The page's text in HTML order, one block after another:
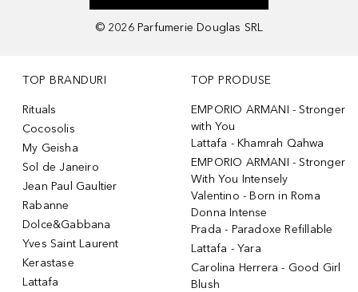
© 2026 Parfumerie Douglas SRL
TOP BRANDURI
Rituals
Cocosolis
My Geisha
Sol de Janeiro
Jean Paul Gaultier
Rabanne
Dolce&Gabbana
Yves Saint Laurent
Kerastase
Lattafa
TOP PRODUSE
EMPORIO ARMANI - Stronger
with You
Lattafa - Khamrah Qahwa
EMPORIO ARMANI - Stronger
With You Intensely
Valentino - Born in Roma
Donna Intense
Prada - Paradoxe Refillable
Lattafa - Yara
Carolina Herrera - Good Girl
Blush